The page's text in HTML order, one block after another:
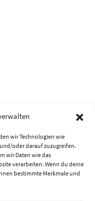
wir Technologien wie
oder darauf zuzugreifen.
wir Daten wie das
verarbeiten. Wenn du deine
bestimmte Merkmale und